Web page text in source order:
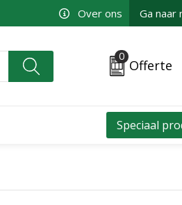
Over ons Ga naar
0
Offerte
Speciaal